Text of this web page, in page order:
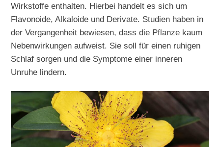
Wirkstoffe enthalten. Hierbei handelt es sich um
Flavonoide, Alkaloide und Derivate. Studien haben in
der Vergangenheit bewiesen, dass die Pflanze kaum
Nebenwirkungen aufweist. Sie soll für einen ruhigen
Schlaf sorgen und die Symptome einer inneren
Unruhe lindern.